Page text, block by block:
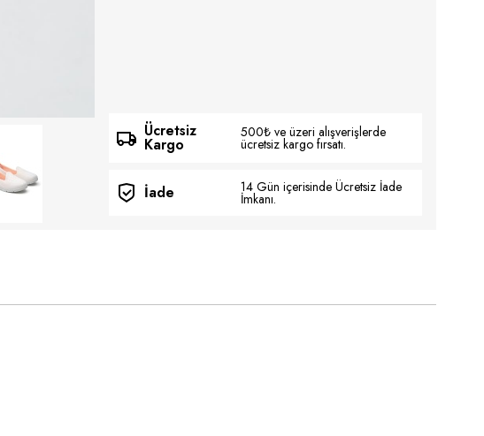
Ücretsiz
Kargo
500₺ ve üzeri alışverişlerde
ücretsiz kargo fırsatı.
İade 14 Gün içerisinde Ücretsiz İade
İmkanı.